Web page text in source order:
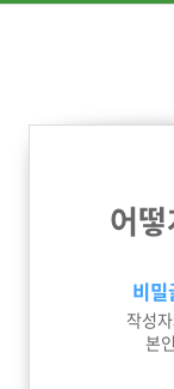
어
비
작성
본